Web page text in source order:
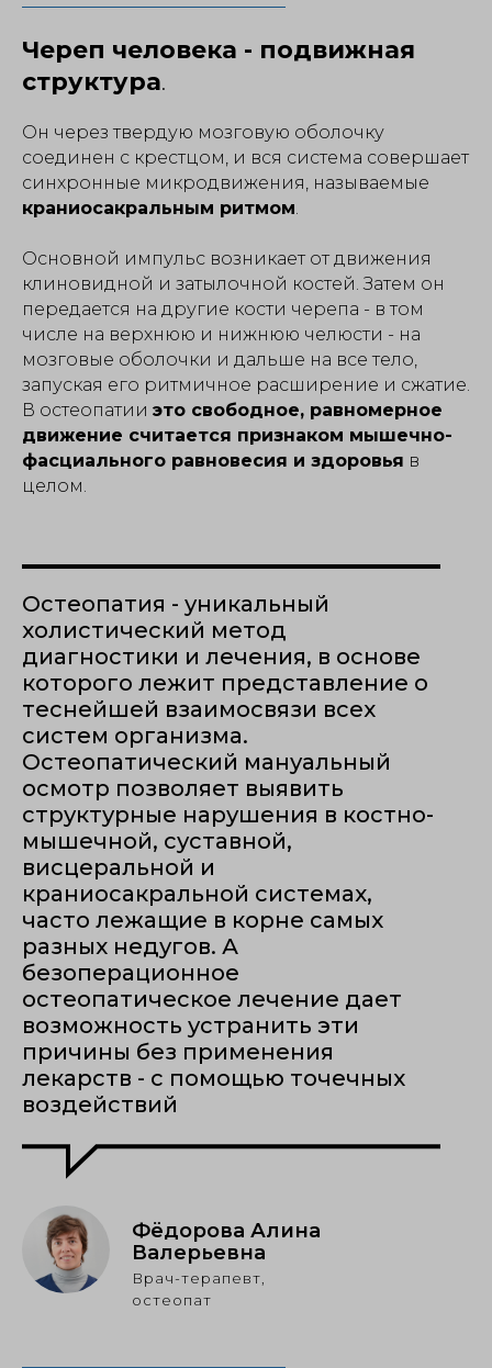
Череп человека - подвижная
структура.
Он через твердую мозговую оболочку
соединен с крестцом, и вся система совершает
синхронные микродвижения, называемые
краниосакральным ритмом
Основной импульс возникает от движения
клиновидной и затылочной костей. Затем он
передается на другие кости черепа - в том
числе на верхнюю и нижнюю челюсти - на
мозговые оболочки и дальше на все тело,
запуская его ритмичное расширение и сжатие.
В остеопатии это свободное, равномерное
движение считается признаком мышечно-
фасциального равновесия и здоровья в
целом.
Остеопатия - уникальный
холистический метод
диагностики и лечения, в основе
которого лежит представление о
теснейшей взаимосвязи всех
систем организма.
Остеопатический мануальный
осмотр позволяет выявить
структурные нарушения в костно-
мышечной, суставной,
висцеральной и
краниосакральной системах,
часто лежащие в корне самых
разных недугов. А
безоперационное
остеопатическое лечение дает
возможность устранить эти
причины без применения
лекарств - с помощью точечных
воздействий
Фёдорова Алина
Валерьевна
Врач-терапевт,
остеопат